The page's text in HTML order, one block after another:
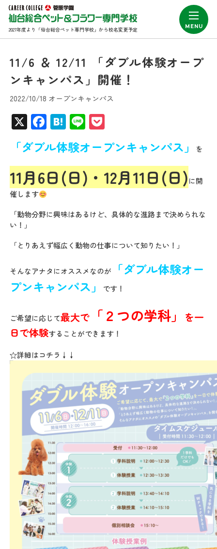
2027年度より「仙台総合ペット専門学校」から校名変更予定
11/6 ＆ 12/11 「ダブル体験オープ
ンキャンパス」開催！
2022/10/18 オープンキャンパス
X Facebook
Hatena
Line
「ダブル体験オープンキャンパス」 を
11月6日(日)・12月11日(日)に開
催します
「動物分野に興味はあるけど、具体的な進路まで決められな
い！」
「とりあえず幅広く動物の仕事について知りたい！」
そんなアナタにオススメなのが
「ダブル体験オー
プンキャンパス」
です！
ご希望に応じて最大で 「２つの学科」
を一
日で体験することができます！
☆詳細はコチラ↓↓